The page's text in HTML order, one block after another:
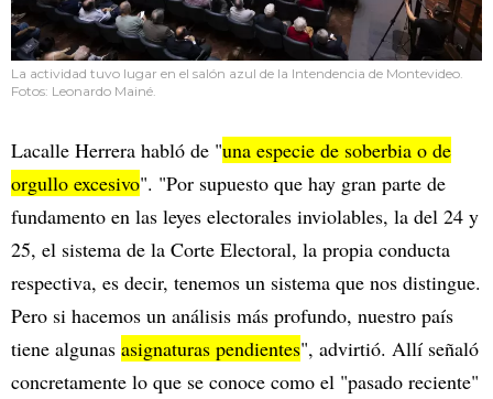
La actividad tuvo lugar en el salón azul de la Intendencia de Montevideo.
Fotos: Leonardo Mainé.
Lacalle Herrera habló de "una especie de soberbia o de
orgullo excesivo". "Por supuesto que hay gran parte de
fundamento en las leyes electorales inviolables, la del 24 y
25, el sistema de la Corte Electoral, la propia conducta
respectiva, es decir, tenemos un sistema que nos distingue.
Pero si hacemos un análisis más profundo, nuestro país
tiene algunas asignaturas pendientes", advirtió. Allí señaló
concretamente lo que se conoce como el "pasado reciente"